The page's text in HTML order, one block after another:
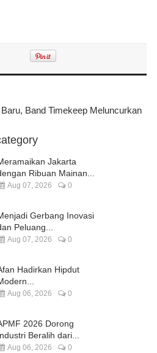
Band Timekeep Meluncurkan
Jakarta
Ribuan Mainan...
Aug 07, 2026 0
Gerbang Inovasi
Peluang...
Aug 07, 2026 0
Hadirkan Hipdut
Aug 06, 2026 0
2026 Dorong
Beralih dari...
Aug 06, 2026 0